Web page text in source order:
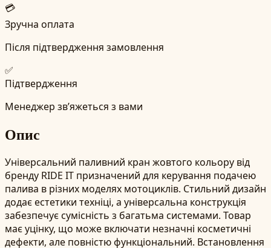
💳
Зручна оплата
Після підтвердження замовлення
✅
Підтвердження
Менеджер зв’яжеться з вами
Опис
Універсальний паливний кран жовтого кольору від
бренду RIDE IT призначений для керування подачею
палива в різних моделях мотоциклів. Стильний дизайн
додає естетики техніці, а універсальна конструкція
забезпечує сумісність з багатьма системами. Товар
має уцінку, що може включати незначні косметичні
дефекти, але повністю функціональний. Встановлення